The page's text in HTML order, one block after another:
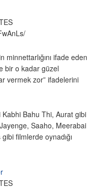
ifade eden
bir o kadar güzel
vermek zor” ifadelerini
Bahu Thi, Aurat gibi
Saaho, Meerabai
filmlerde oynadığı